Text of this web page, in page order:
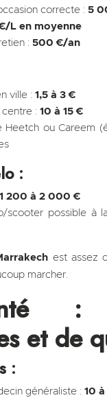
correcte : 5
L en moyenne
: 500 €/an
ville : 1,5 à 3 €
: 10 à 15 €
Heetch ou Careem
:
1 200 à 2 000 €
scooter possible à
est assez
marcher.
:
et de
:
généraliste : 10